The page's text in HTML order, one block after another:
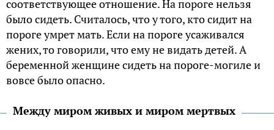
соответствующее отношение. На пороге нельзя
было сидеть. Считалось, что у того, кто сидит на
пороге умрет мать. Если на пороге усаживался
жених, то говорили, что ему не видать детей. А
беременной женщине сидеть на пороге-могиле и
вовсе было опасно.
Между миром живых и миром мертвых